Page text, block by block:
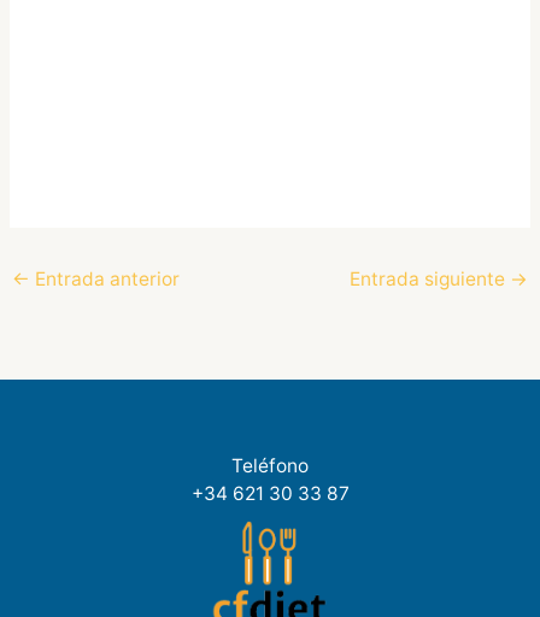
← Entrada anterior Entrada siguiente →
Teléfono
+34 621 30 33 87